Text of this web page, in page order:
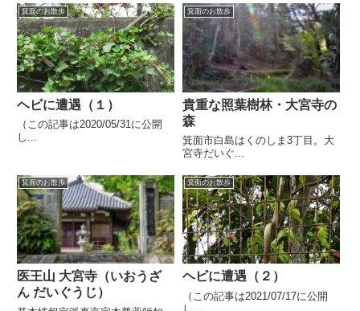
箕面のお散歩
ヘビに遭遇（１）
（この記事は2020/05/31に公開
し...
箕面のお散歩
貴重な照葉樹林・大宮寺の
森
箕面市白島はくのしま3丁目。大
宮寺だいぐ...
箕面のお散歩
医王山 大宮寺（いおうざ
ん だいぐうじ）
箕面のお散歩
ヘビに遭遇（２）
（この記事は2021/07/17に公開